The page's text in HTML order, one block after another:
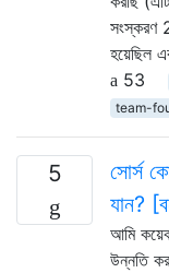
সংস্করণ
হয়েছিল
53
team-
5
সোর্স
যান?
আমি
উন্নতি